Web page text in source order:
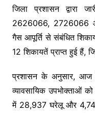
जिला प्रशासन द्वारा
2626066, 2726066
गैस आपूर्ति से संबंधित
12 शिकायतें प्राप्त हुई हैं,
प्रशासन के अनुसार,
व्यावसायिक उपभोक्ताओं
में 28,937 घरेलू और